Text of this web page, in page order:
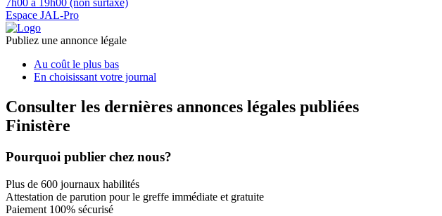
7h00 à 19h00 (non surtaxé)
Espace JAL-Pro
Publiez une annonce légale
Au coût le plus bas
En choisissant votre journal
Consulter les dernières annonces légales publiées
Finistère
Pourquoi publier chez nous?
Plus de 600 journaux habilités
Attestation de parution pour le greffe immédiate et gratuite
Paiement 100% sécurisé